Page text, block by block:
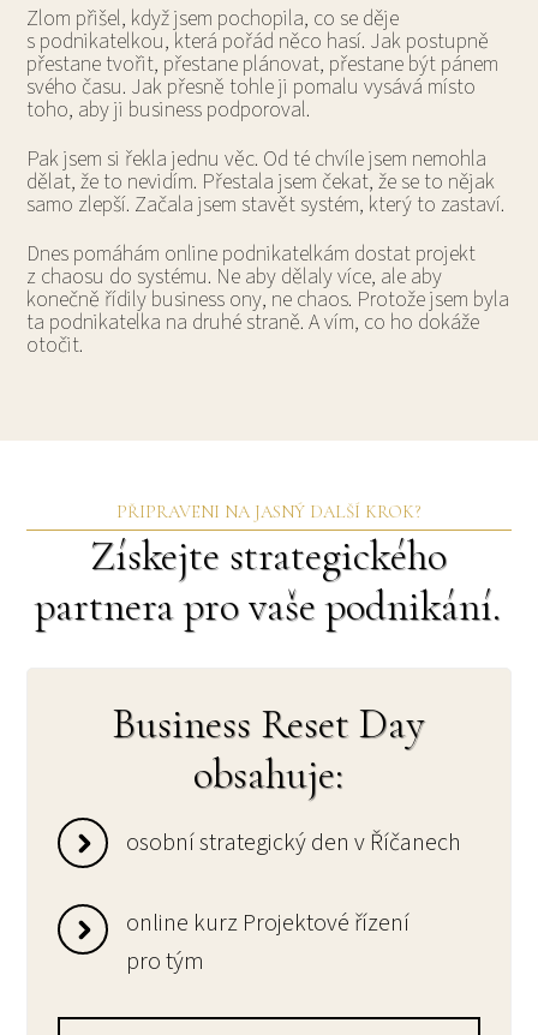
Zlom přišel, když jsem pochopila, co se děje
s podnikatelkou, která pořád něco hasí. Jak postupně
přestane tvořit, přestane plánovat, přestane být pánem
svého času. Jak přesně tohle ji pomalu vysává místo
toho, aby ji business podporoval.
Pak jsem si řekla jednu věc. Od té chvíle jsem nemohla
dělat, že to nevidím. Přestala jsem čekat, že se to nějak
samo zlepší. Začala jsem stavět systém, který to zastaví.
Dnes pomáhám online podnikatelkám dostat projekt
z chaosu do systému. Ne aby dělaly více, ale aby
konečně řídily business ony, ne chaos. Protože jsem byla
ta podnikatelka na druhé straně. A vím, co ho dokáže
otočit.
PŘIPRAVENI NA JASNÝ DALŠÍ KROK?
Získejte strategického
partnera pro vaše podnikání.
Business Reset Day
obsahuje:
osobní strategický den v Říčanech
online kurz Projektové řízení
pro tým